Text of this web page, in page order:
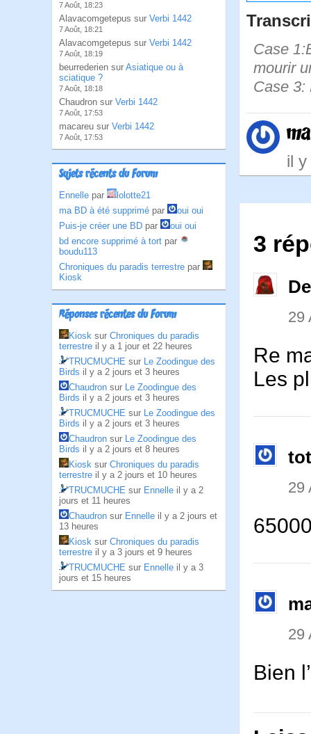
7 Août, 18:23
Alavacomgetepus sur Verbi 1442
7 Août, 18:21
Alavacomgetepus sur Verbi 1442
7 Août, 18:19
beurrederien sur Asiatique ou à
sciatique ?
7 Août, 18:18
Chaudron sur Verbi 1442
7 Août, 17:53
macareu sur Verbi 1442
7 Août, 17:53
Sujets récents du Forum
Ennelle par
lolotte21
ma BD à été supprimé par
oui oui
Puis-je créer une BD par
oui oui
bd encore supprimé à tort par
boudu113
Chroniques du paradis terrestre par
Kiosk
Réponses récentes du Forum
Kiosk sur Chroniques du paradis
terrestre il y a 1 jour et 22 heures
TRUCMUCHE sur Le Zoodingue des
Birds il y a 2 jours et 3 heures
Chaudron sur Le Zoodingue des
Birds il y a 2 jours et 3 heures
TRUCMUCHE sur Le Zoodingue des
Birds il y a 2 jours et 3 heures
Chaudron sur Le Zoodingue des
Birds il y a 2 jours et 8 heures
Kiosk sur Chroniques du paradis
terrestre il y a 2 jours et 10 heures
TRUCMUCHE sur Ennelle il y a 2
jours et 11 heures
Chaudron sur Ennelle il y a 2 jours et
13 heures
Kiosk sur Chroniques du paradis
terrestre il y a 3 jours et 9 heures
TRUCMUCHE sur Ennelle il y a 3
jours et 15 heures
Case
mourir
Case 3:
il
3
29
Re
Les
29
29
Bien